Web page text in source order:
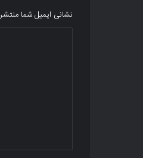
نشانی ایمیل شما